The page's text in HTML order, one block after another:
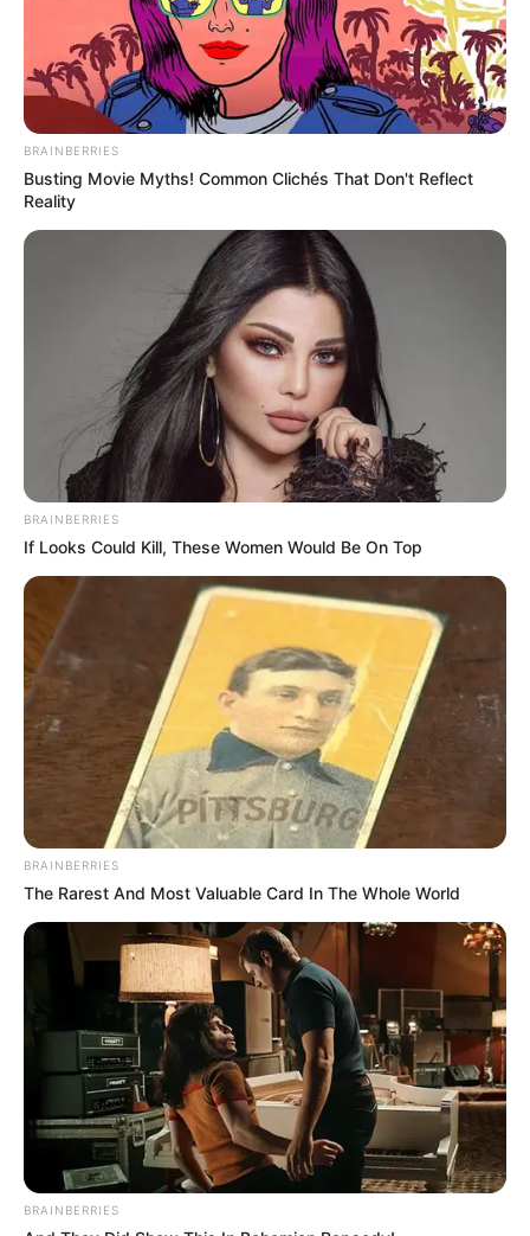
BRAINBERRIES
Busting Movie Myths! Common Clichés That Don't Reflect
Reality
BRAINBERRIES
If Looks Could Kill, These Women Would Be On Top
BRAINBERRIES
The Rarest And Most Valuable Card In The Whole World
BRAINBERRIES